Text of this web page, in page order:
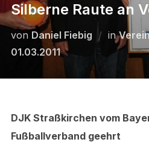
Silberne Raute an
von Daniel Fiebig in
01.03.2011
DJK Straßkirchen vom
Fußballverband geehrt